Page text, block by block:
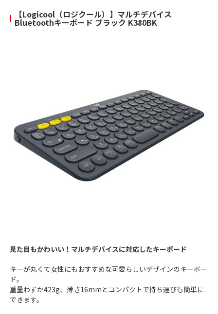
【Logicool（ロジクール）】マルチデバイス
Bluetoothキーボード ブラック K380BK
見た目もかわいい！マルチデバイスに対応したキーボード
キーが丸くて女性にもおすすめな可愛らしいデザインのキーボー
ド。
重量わずか423g、薄さ16mmとコンパクトで持ち運びも簡単に
できます。